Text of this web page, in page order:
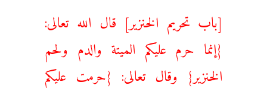
[باب تحريم الخنزير] قال الله تعالى:
{إنما حرم عليكم الميتة والدم ولحم
الخنزير} وقال تعالى: {حرمت عليكم